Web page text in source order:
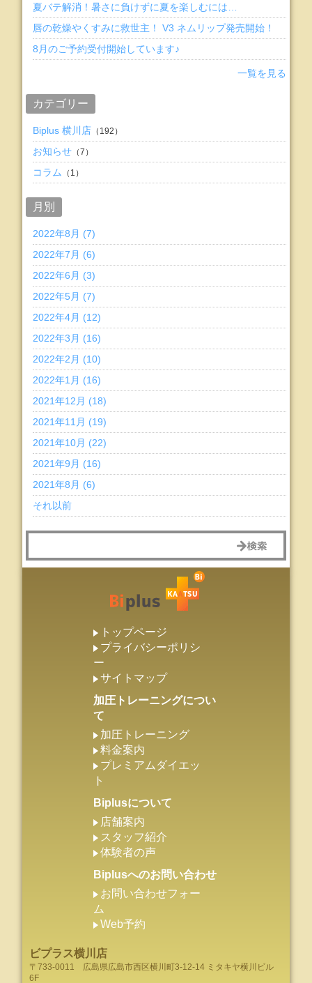
夏バテ解消！暑さに負けずに夏を楽しむには…
唇の乾燥やくすみに救世主！ V3 ネムリップ発売開始！
8月のご予約受付開始しています♪
一覧を見る
カテゴリー
Biplus 横川店 （192）
お知らせ （7）
コラム （1）
月別
2022年8月 (7)
2022年7月 (6)
2022年6月 (3)
2022年5月 (7)
2022年4月 (12)
2022年3月 (16)
2022年2月 (10)
2022年1月 (16)
2021年12月 (18)
2021年11月 (19)
2021年10月 (22)
2021年9月 (16)
2021年8月 (6)
それ以前
トップページ
プライバシーポリシ
ー
サイトマップ
加圧トレーニングについ
て
加圧トレーニング
料金案内
プレミアムダイエッ
ト
Biplusについて
店舗案内
スタッフ紹介
体験者の声
Biplusへのお問い合わせ
お問い合わせフォー
ム
Web予約
ビプラス横川店
〒733-0011 広島県広島市西区横川町3-12-14 ミタキヤ横川ビル
6F